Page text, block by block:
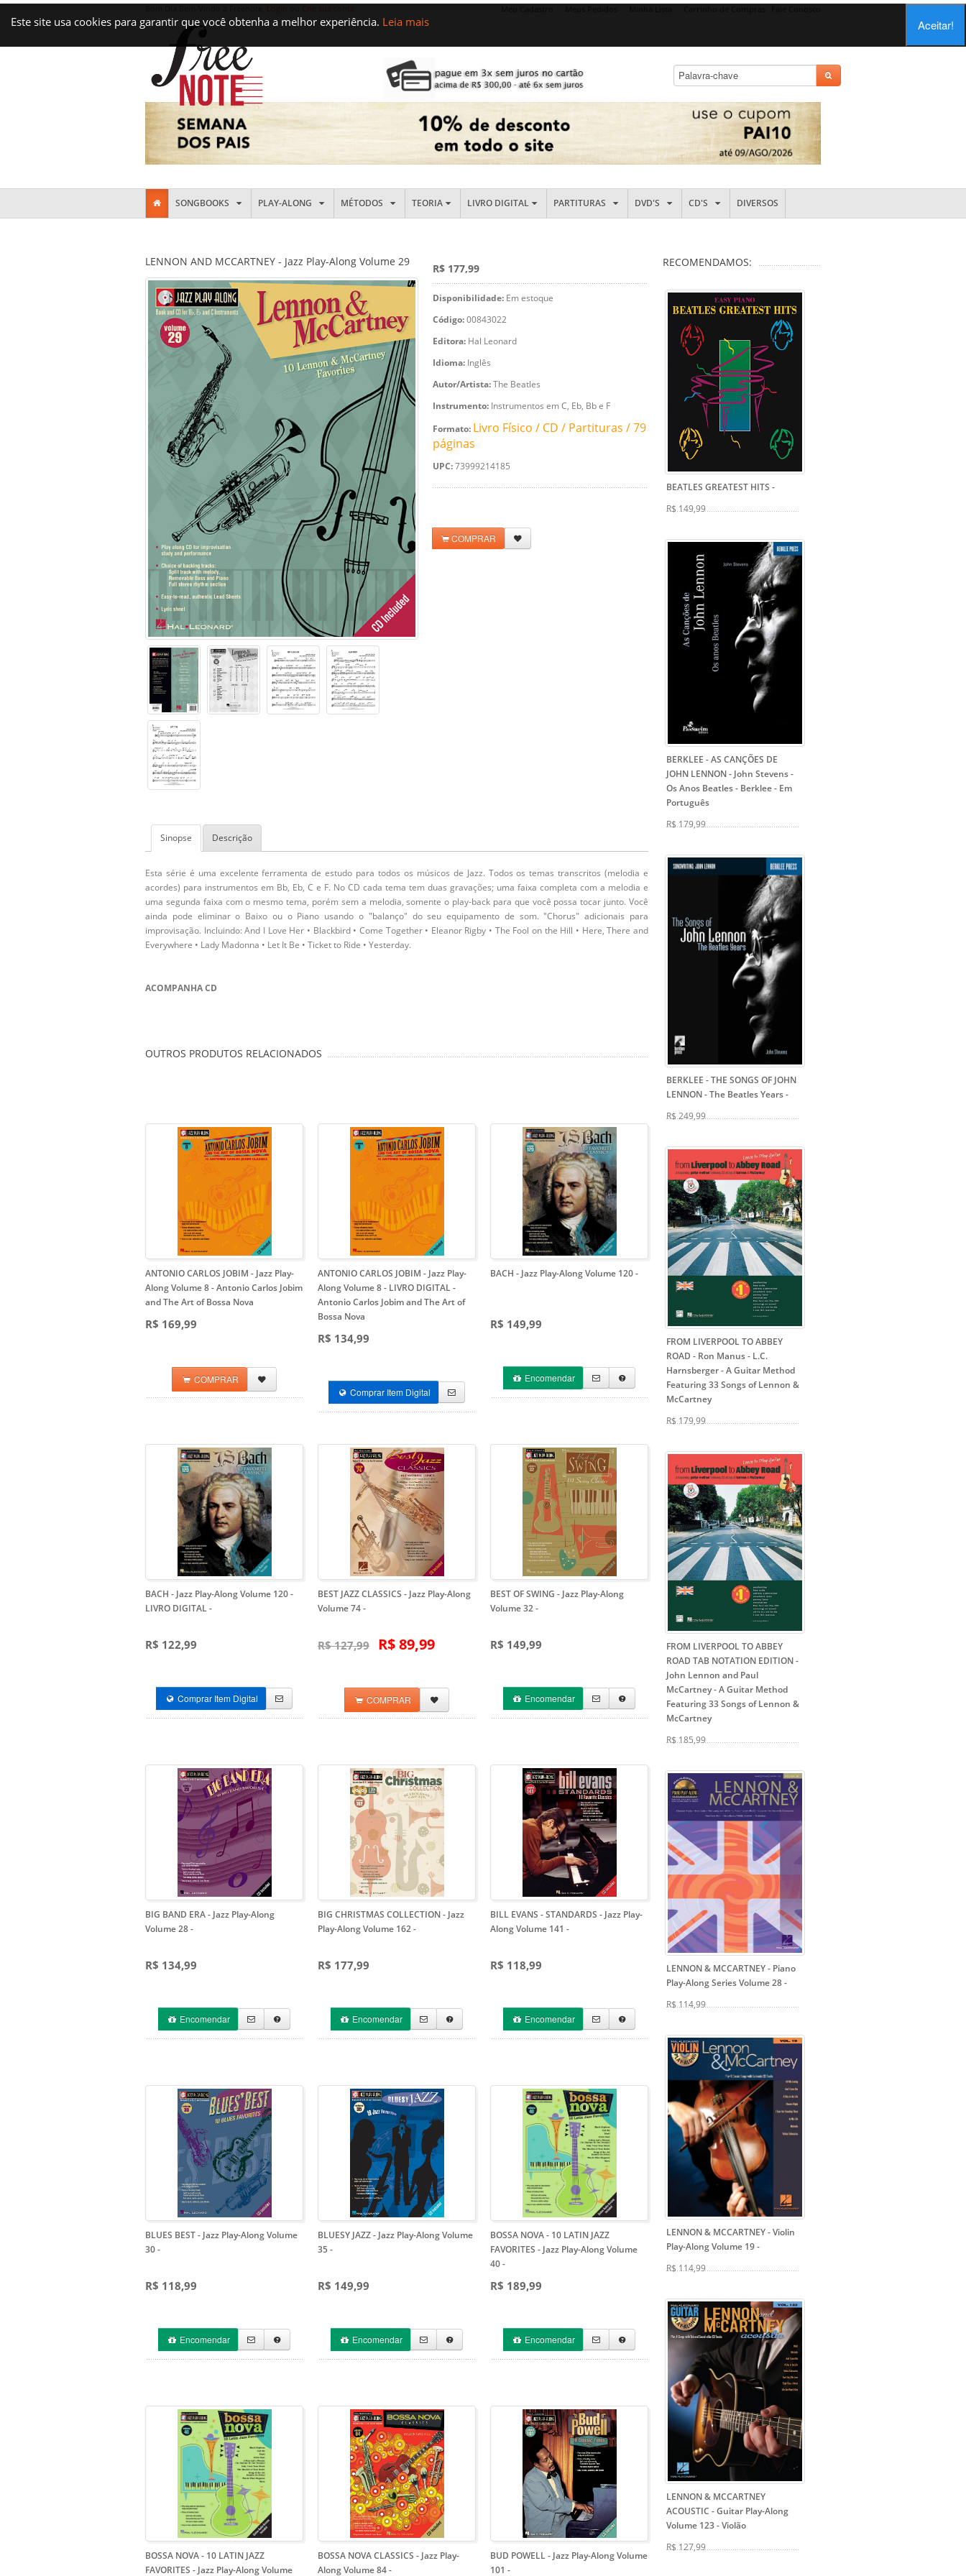
Este site usa cookies para garantir que você obtenha a melhor experiência. Leia mais Aceitar!
SONGBOOKS PLAY-ALONG MÉTODOS TEORIA LIVRO DIGITAL PARTITURAS DVD'S CD'S DIVERSOS
LENNON AND MCCARTNEY - Jazz Play-Along Volume 29
R$ 177,99
Disponibilidade: Em estoque
Código:00843022
Editora: Hal Leonard
Idioma: Inglês
Autor/Artista:The Beatles
Instrumento: Instrumentos em C, Eb, Bb e F
Formato: Livro Físico / CD / Partituras / 79
páginas
UPC:73999214185
COMPRAR
Sinopse Descrição
Esta série é uma excelente ferramenta de estudo para todos os músicos de Jazz. Todos os temas transcritos (melodia e
acordes) para instrumentos em Bb, Eb, C e F. No CD cada tema tem duas gravações; uma faixa completa com a melodia e
uma segunda faixa com o mesmo tema, porém sem a melodia, somente o play-back para que você possa tocar junto. Você
ainda pode eliminar o Baixo ou o Piano usando o "balanço" do seu equipamento de som."Chorus" adicionais para
improvisação. Incluindo:And I Love Her • Blackbird • Come Together • Eleanor Rigby • The Fool on the Hill • Here, There and
Everywhere • Lady Madonna • Let It Be • Ticket to Ride • Yesterday.
ACOMPANHA CD
OUTROS PRODUTOS RELACIONADOS
ANTONIO CARLOS JOBIM - Jazz Play-
Along Volume 8- Antonio Carlos Jobim
and The Art of Bossa Nova
R$ 169,99
COMPRAR
ANTONIO CARLOS JOBIM - Jazz Play-
Along Volume 8 - LIVRO DIGITAL-
Antonio Carlos Jobim and The Art of
Bossa Nova
R$ 134,99
Comprar Item Digital
BACH - Jazz Play-Along Volume 120-
R$ 149,99
Encomendar
BACH - Jazz Play-Along Volume 120 -
LIVRO DIGITAL-
R$ 122,99
Comprar Item Digital
BEST JAZZ CLASSICS - Jazz Play-Along
Volume 74-
R$ 127,99 R$ 89,99
COMPRAR
BEST OF SWING - Jazz Play-Along
Volume 32-
R$ 149,99
Encomendar
BIG BAND ERA - Jazz Play-Along
Volume 28-
R$ 134,99
Encomendar
BIG CHRISTMAS COLLECTION - Jazz
Play-Along Volume 162-
R$ 177,99
Encomendar
BILL EVANS - STANDARDS - Jazz Play-
Along Volume 141 -
R$ 118,99
Encomendar
BLUES BEST - Jazz Play-Along Volume
30-
R$ 118,99
Encomendar
BLUESY JAZZ - Jazz Play-Along Volume
35-
R$ 149,99
Encomendar
BOSSA NOVA - 10 LATIN JAZZ
FAVORITES - Jazz Play-Along Volume
40-
R$ 189,99
Encomendar
BOSSA NOVA - 10 LATIN JAZZ
FAVORITES - Jazz Play-Along Volume
BOSSA NOVA CLASSICS - Jazz Play-
Along Volume 84-
BUD POWELL - Jazz Play-Along Volume
101 -
RECOMENDAMOS:
BEATLES GREATEST HITS -
R$ 149,99
BERKLEE - AS CANÇÕES DE
JOHN LENNON - John Stevens-
Os Anos Beatles - Berklee - Em
Português
R$ 179,99
BERKLEE - THE SONGS OF JOHN
LENNON - The Beatles Years-
R$ 249,99
FROM LIVERPOOL TO ABBEY
ROAD - Ron Manus - L.C.
Harnsberger- A Guitar Method
Featuring 33 Songs of Lennon &
McCartney
R$ 179,99
FROM LIVERPOOL TO ABBEY
ROAD TAB NOTATION EDITION -
John Lennon and Paul
McCartney- A Guitar Method
Featuring 33 Songs of Lennon &
McCartney
R$ 185,99
LENNON & MCCARTNEY - Piano
Play-Along Series Volume 28-
R$ 114,99
LENNON & MCCARTNEY - Violin
Play-Along Volume 19-
R$ 114,99
LENNON & MCCARTNEY
ACOUSTIC - Guitar Play-Along
Volume 123- Violão
R$ 127,99